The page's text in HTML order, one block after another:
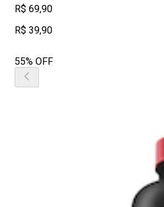
R$ 69,90
R$ 39,90
55% OFF